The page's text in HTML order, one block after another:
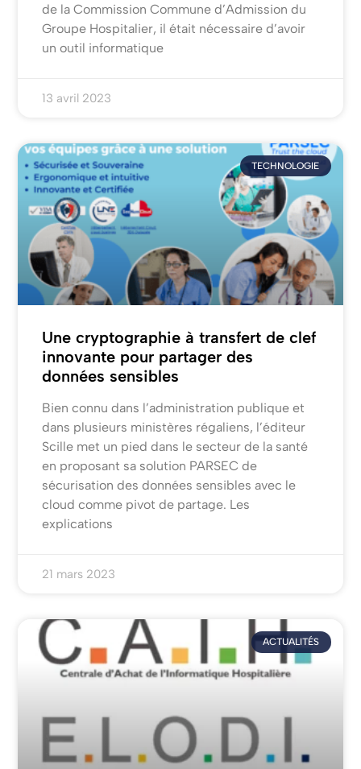
de la Commission Commune d’Admission du
Groupe Hospitalier, il était nécessaire d’avoir
un outil informatique
13 avril 2023
TECHNOLOGIE
Une cryptographie à transfert de clef
innovante pour partager des
données sensibles
Bien connu dans l’administration publique et
dans plusieurs ministères régaliens, l’éditeur
Scille met un pied dans le secteur de la santé
en proposant sa solution PARSEC de
sécurisation des données sensibles avec le
cloud comme pivot de partage. Les
explications
21 mars 2023
ACTUALITÉS